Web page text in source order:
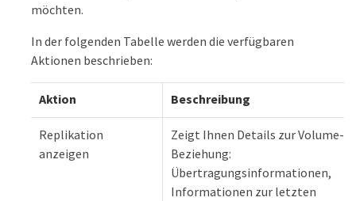
möchten.
In der folgenden Tabelle werden die verfügbaren
Aktionen beschrieben:
Aktion Beschreibung
Replikation
anzeigen
Zeigt Ihnen Details zur Volume-
Beziehung:
Übertragungsinformationen,
Informationen zur letzten